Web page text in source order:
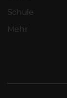
Schule
Mehr